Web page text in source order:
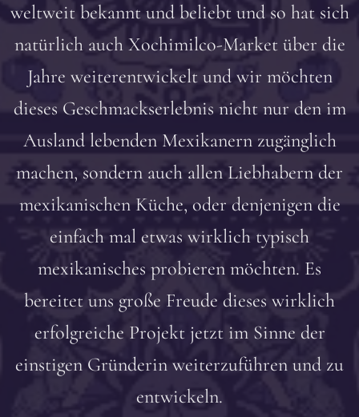
weltweit bekannt und beliebt und so hat sich
natürlich auch Xochimilco-Market über die
Jahre weiterentwickelt und wir möchten
dieses Geschmackserlebnis nicht nur den im
Ausland lebenden Mexikanern zugänglich
machen, sondern auch allen Liebhabern der
mexikanischen Küche, oder denjenigen die
einfach mal etwas wirklich typisch
mexikanisches probieren möchten. Es
bereitet uns große Freude dieses wirklich
erfolgreiche Projekt jetzt im Sinne der
einstigen Gründerin weiterzuführen und zu
entwickeln.